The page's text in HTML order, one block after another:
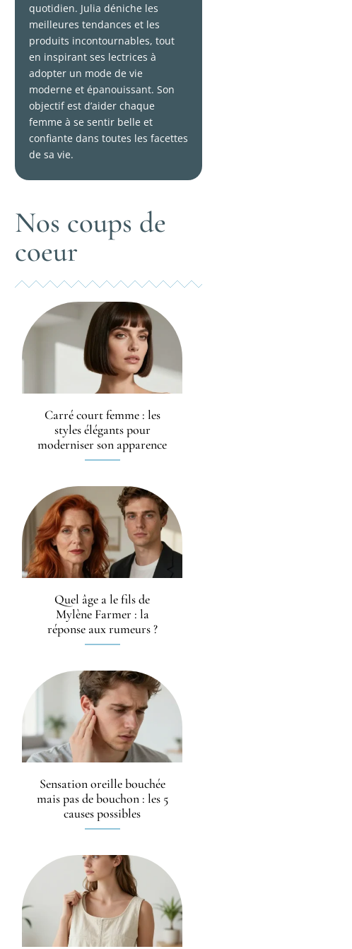
quotidien. Julia déniche les
meilleures tendances et les
produits incontournables, tout
en inspirant ses lectrices à
adopter un mode de vie
moderne et épanouissant. Son
objectif est d’aider chaque
femme à se sentir belle et
confiante dans toutes les facettes
de sa vie.
Nos coups de
coeur
Carré court femme : les
styles élégants pour
moderniser son apparence
Quel âge a le fils de
Mylène Farmer : la
réponse aux rumeurs ?
Sensation oreille bouchée
mais pas de bouchon : les 5
causes possibles